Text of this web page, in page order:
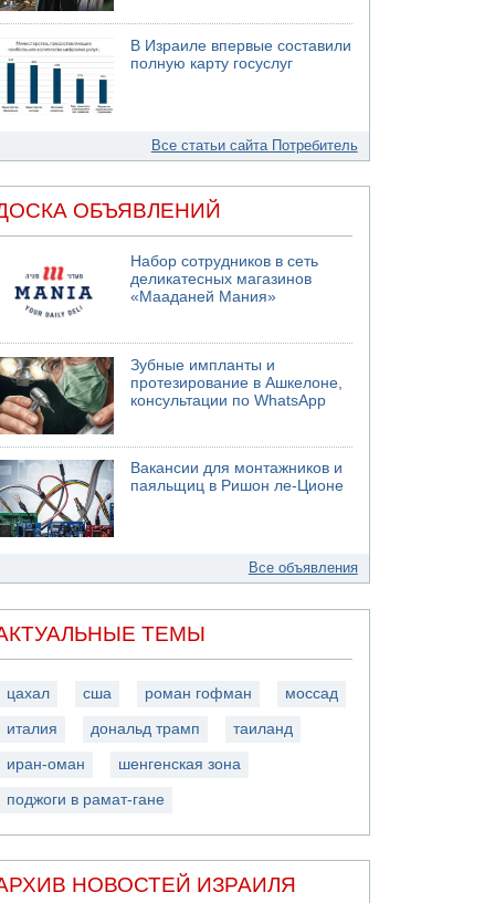
В Израиле впервые составили
полную карту госуслуг
Все статьи сайта Потребитель
ОБЪЯВЛЕНИЙ
Набор сотрудников в сеть
деликатесных магазинов
«Мааданей Мания»
Зубные импланты и
протезирование в Ашкелоне,
консультации по WhatsApp
Вакансии для монтажников и
паяльщиц в Ришон ле-Ционе
Все объявления
ТЕМЫ
цахал сша роман гофман моссад
италия дональд трамп таиланд
иран-оман шенгенская зона
поджоги в рамат-гане
НОВОСТЕЙ ИЗРАИЛЯ